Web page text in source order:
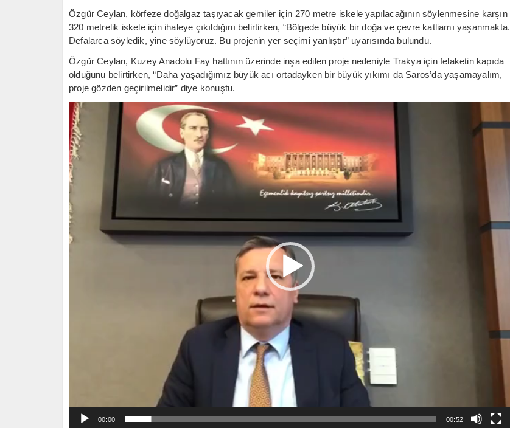
Özgür Ceylan, körfeze doğalgaz taşıyacak gemiler için 270 metre iskele yapılacağının söylenmesine karşın
320 metrelik iskele için ihaleye çıkıldığını belirtirken, “Bölgede büyük bir doğa ve çevre katliamı yaşanmakta.
Defalarca söyledik, yine söylüyoruz. Bu projenin yer seçimi yanlıştır” uyarısında bulundu.
Özgür Ceylan, Kuzey Anadolu Fay hattının üzerinde inşa edilen proje nedeniyle Trakya için felaketin kapıda
olduğunu belirtirken, “Daha yaşadığımız büyük acı ortadayken bir büyük yıkımı da Saros’da yaşamayalım,
proje gözden geçirilmelidir” diye konuştu.
Video
oynatıcı
00:00 00:52